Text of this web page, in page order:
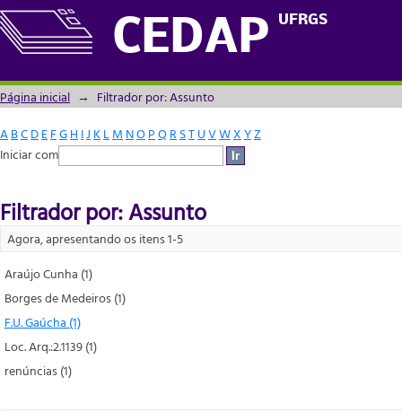
CEDAP UFRGS
Filtrador por: Assunto
Página inicial → Filtrador por: Assunto
ABCDEFGH IJ KLM NOPQRSTUVWXYZ
Iniciar com
Filtrador por: Assunto
Agora, apresentando os itens 1-5
Araújo Cunha (1)
Borges de Medeiros (1)
F.U. Gaúcha (1)
Loc. Arq.:2.1139 (1)
renúncias (1)